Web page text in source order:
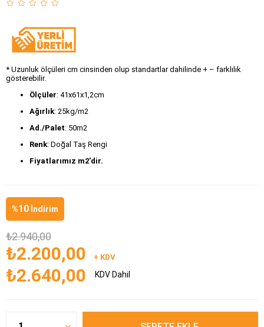
* Uzunluk ölçüleri cm cinsinden olup standartlar dahilinde + – farklılık
gösterebilir.
Ölçüler: 41x61x1,2cm
Ağırlık: 25kg/m2
Ad./Palet: 50m2
Renk: Doğal Taş Rengi
Fiyatlarımız m2'dir.
%10 İndirim
₺2.940,00
₺2.200,00 + KDV
KDV Dahil
₺2.640,00